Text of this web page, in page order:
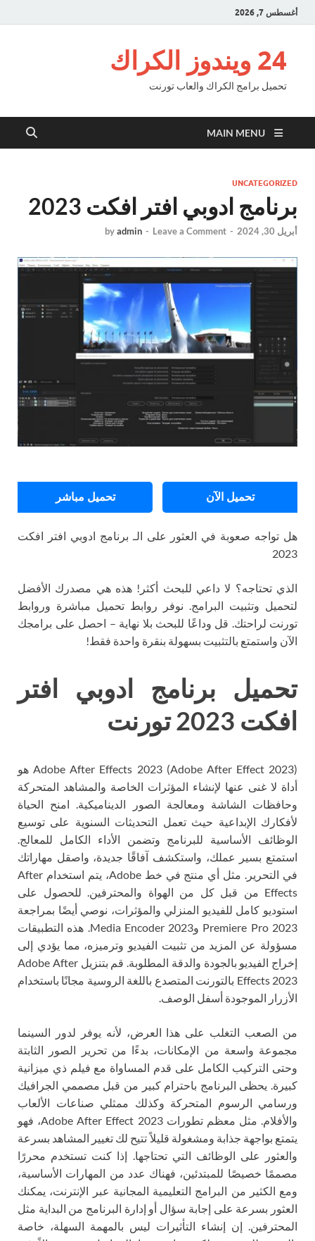
أغسطس 7, 2026
24 ويندوز الكراك
تحميل برامج الكراك والعاب تورنت
MAIN MENU
UNCATEGORIZED
برنامج ادوبي افتر افكت 2023
أبريل 30, 2024 -
byadmin - Leave a Comment
تحميل الآن تحميل مباشر
هل تواجه صعوبة في العثور على الـ برنامج ادوبي افتر افكت
2023
الذي تحتاجه؟ لا داعي للبحث أكثر! هذه هي مصدرك الأفضل
لتحميل وتثبيت البرامج. نوفر روابط تحميل مباشرة وروابط
تورنت لراحتك. قل وداعًا للبحث بلا نهاية – احصل على برامجك
الآن واستمتع بالتثبيت بسهولة بنقرة واحدة فقط!
تحميل برنامج ادوبي افتر
افكت 2023 تورنت
Adobe After Effects 2023 (Adobe After Effect 2023) هو
أداة لا غنى عنها لإنشاء المؤثرات الخاصة والمشاهد المتحركة
وحافظات الشاشة ومعالجة الصور الديناميكية. امنح الحياة
لأفكارك الإبداعية حيث تعمل التحديثات السنوية على توسيع
الوظائف الأساسية للبرنامج وتضمن الأداء الكامل للمعالج.
استمتع بسير عملك، واستكشف آفاقًا جديدة، واصقل مهاراتك
في التحرير. مثل أي منتج في خط Adobe، يتم استخدام After
Effects من قبل كل من الهواة والمحترفين. للحصول على
استوديو كامل للفيديو المنزلي والمؤثرات، نوصي أيضًا بمراجعة
Premiere Pro 2023 وMedia Encoder 2023. هذه التطبيقات
مسؤولة عن المزيد من تثبيت الفيديو وترميزه، مما يؤدي إلى
إخراج الفيديو بالجودة والدقة المطلوبة. قم بتنزيل Adobe After
Effects 2023 بالتورنت المتصدع باللغة الروسية مجانًا باستخدام
الأزرار الموجودة أسفل الوصف.
من الصعب التغلب على هذا العرض، لأنه يوفر لدور السينما
مجموعة واسعة من الإمكانات، بدءًا من تحرير الصور الثابتة
وحتى التركيب الكامل على قدم المساواة مع فيلم ذي ميزانية
كبيرة. يحظى البرنامج باحترام كبير من قبل مصممي الجرافيك
ورسامي الرسوم المتحركة وكذلك ممثلي صناعات الألعاب
والأفلام. مثل معظم تطورات Adobe After Effect 2023، فهو
يتمتع بواجهة جذابة ومشغولة قليلاً تتيح لك تغيير المشاهد بسرعة
والعثور على الوظائف التي تحتاجها. إذا كنت تستخدم محررًا
مصممًا خصيصًا للمبتدئين، فهناك عدد من المهارات الأساسية،
ومع الكثير من البرامج التعليمية المجانية عبر الإنترنت، يمكنك
العثور بسرعة على إجابة سؤال أو إدارة البرنامج من البداية مثل
المحترفين. إن إنشاء التأثيرات ليس بالمهمة السهلة، خاصة